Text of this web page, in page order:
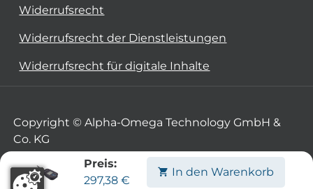
Preis:
297,38 €
In den Warenkorb
Widerrufsrecht
Widerrufsrecht der Dienstleistungen
Widerrufsrecht für digitale Inhalte
Copyright © Alpha-Omega Technology GmbH &
Co. KG